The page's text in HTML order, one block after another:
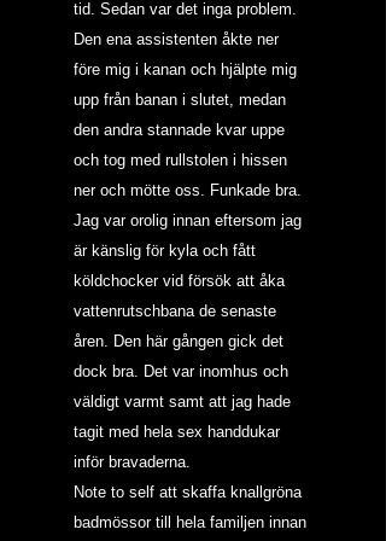
tid. Sedan var det inga problem.
Den ena assistenten åkte ner
före mig i kanan och hjälpte mig
upp från banan i slutet, medan
den andra stannade kvar uppe
och tog med rullstolen i hissen
ner och mötte oss. Funkade bra.
Jag var orolig innan eftersom jag
är känslig för kyla och fått
köldchocker vid försök att åka
vattenrutschbana de senaste
åren. Den här gången gick det
dock bra. Det var inomhus och
väldigt varmt samt att jag hade
tagit med hela sex handdukar
inför bravaderna.
Note to self att skaffa knallgröna
badmössor till hela familjen innan